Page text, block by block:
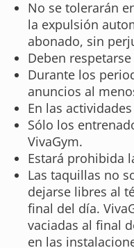
No se tolerarán
la expulsión
abonado, sin
Deben
Durante los
anuncios al
En las
Sólo los
VivaGym.
Estará prohibida
Las taquillas no
dejarse libres al
final del día.
vaciadas al final
en las